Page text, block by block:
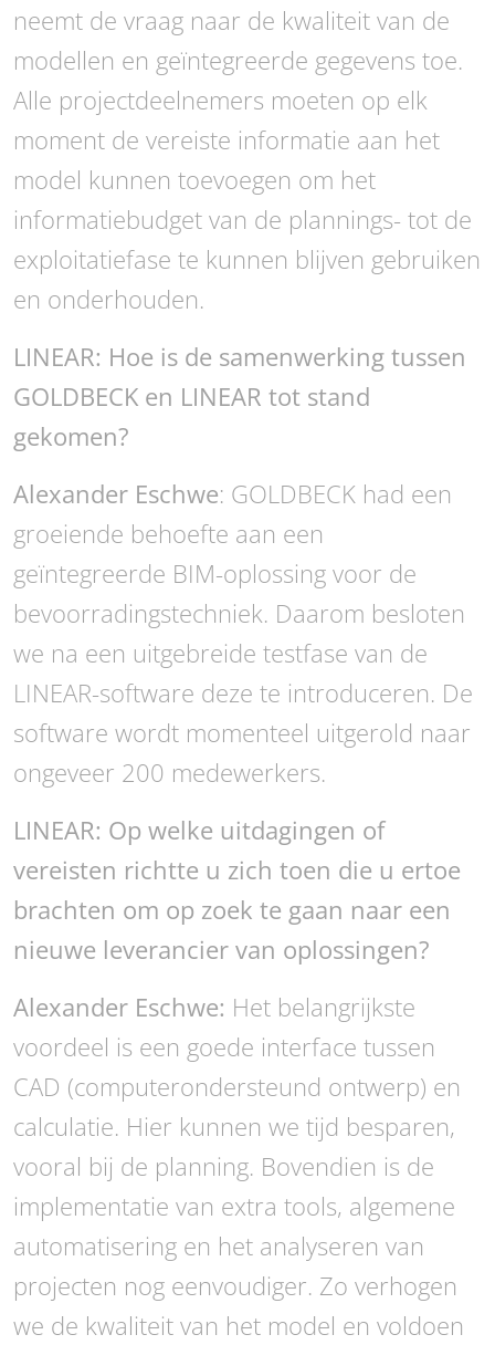
neemt de vraag naar de kwaliteit van de
modellen en geïntegreerde gegevens toe.
Alle projectdeelnemers moeten op elk
moment de vereiste informatie aan het
model kunnen toevoegen om het
informatiebudget van de plannings- tot de
exploitatiefase te kunnen blijven gebruiken
en onderhouden.
LINEAR: Hoe is de samenwerking tussen
GOLDBECK en LINEAR tot stand
gekomen?
Alexander Eschwe: GOLDBECK had een
groeiende behoefte aan een
geïntegreerde BIM-oplossing voor de
bevoorradingstechniek. Daarom besloten
we na een uitgebreide testfase van de
LINEAR-software deze te introduceren. De
software wordt momenteel uitgerold naar
ongeveer 200 medewerkers.
LINEAR: Op welke uitdagingen of
vereisten richtte u zich toen die u ertoe
brachten om op zoek te gaan naar een
nieuwe leverancier van oplossingen?
Alexander Eschwe: Het belangrijkste
voordeel is een goede interface tussen
CAD (computerondersteund ontwerp) en
calculatie. Hier kunnen we tijd besparen,
vooral bij de planning. Bovendien is de
implementatie van extra tools, algemene
automatisering en het analyseren van
projecten nog eenvoudiger. Zo verhogen
we de kwaliteit van het model en voldoen